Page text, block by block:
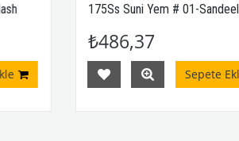
175Ss Suni Yem # 01-Sandeel
₺486,37
Sepete Ekle